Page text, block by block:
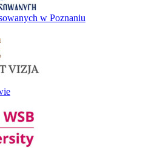
w Poznaniu